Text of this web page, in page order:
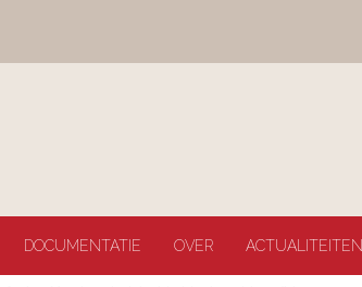
DOCUMENTATIE OVER ACTUALITEITEN